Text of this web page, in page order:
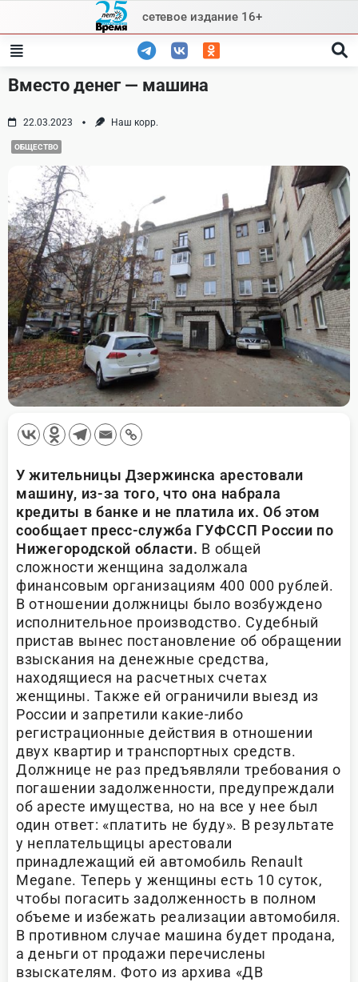
content
сетевое издание 16+
Вместо денег — машина
22.03.2023 Наш корр.
ОБЩЕСТВО
У жительницы Дзержинска арестовали
машину, из-за того, что она набрала
кредиты в банке и не платила их. Об этом
сообщает пресс-служба ГУФССП России по
Нижегородской области. В общей
сложности женщина задолжала
финансовым организациям 400 000 рублей.
В отношении должницы было возбуждено
исполнительное производство. Судебный
пристав вынес постановление об обращении
взыскания на денежные средства,
находящиеся на расчетных счетах
женщины. Также ей ограничили выезд из
России и запретили какие-либо
регистрационные действия в отношении
двух квартир и транспортных средств.
Должнице не раз предъявляли требования о
погашении задолженности, предупреждали
об аресте имущества, но на все у нее был
один ответ: «платить не буду». В результате
у неплательщицы арестовали
принадлежащий ей автомобиль Renault
Mеgane. Теперь у женщины есть 10 суток,
чтобы погасить задолженность в полном
объеме и избежать реализации автомобиля.
В противном случае машина будет продана,
а деньги от продажи перечислены
взыскателям. Фото из архива «ДВ